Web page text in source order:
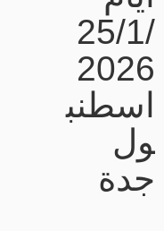
25/1/
2026
اسطنب
ول
جدة